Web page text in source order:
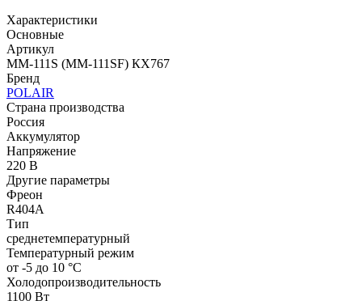
Характеристики
Основные
Артикул
MM-111S (MM-111SF) КХ767
Бренд
POLAIR
Страна производства
Россия
Аккумулятор
Напряжение
220 В
Другие параметры
Фреон
R404A
Тип
среднетемпературный
Температурный режим
от -5 до 10 °C
Холодопроизводительность
1100 Вт